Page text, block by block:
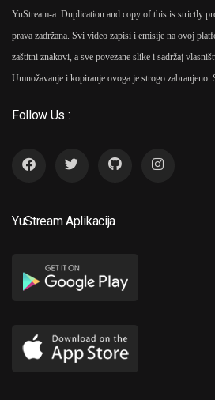
YuStream-a. Duplication and copy of this is strictly
prava zadržana. Svi video zapisi i emisije na ovoj
zaštitni znakovi, a sve povezane slike i sadržaj
Umnožavanje i kopiranje ovoga je strogo zabranjeno.
Follow Us :
YuStream Aplikacija